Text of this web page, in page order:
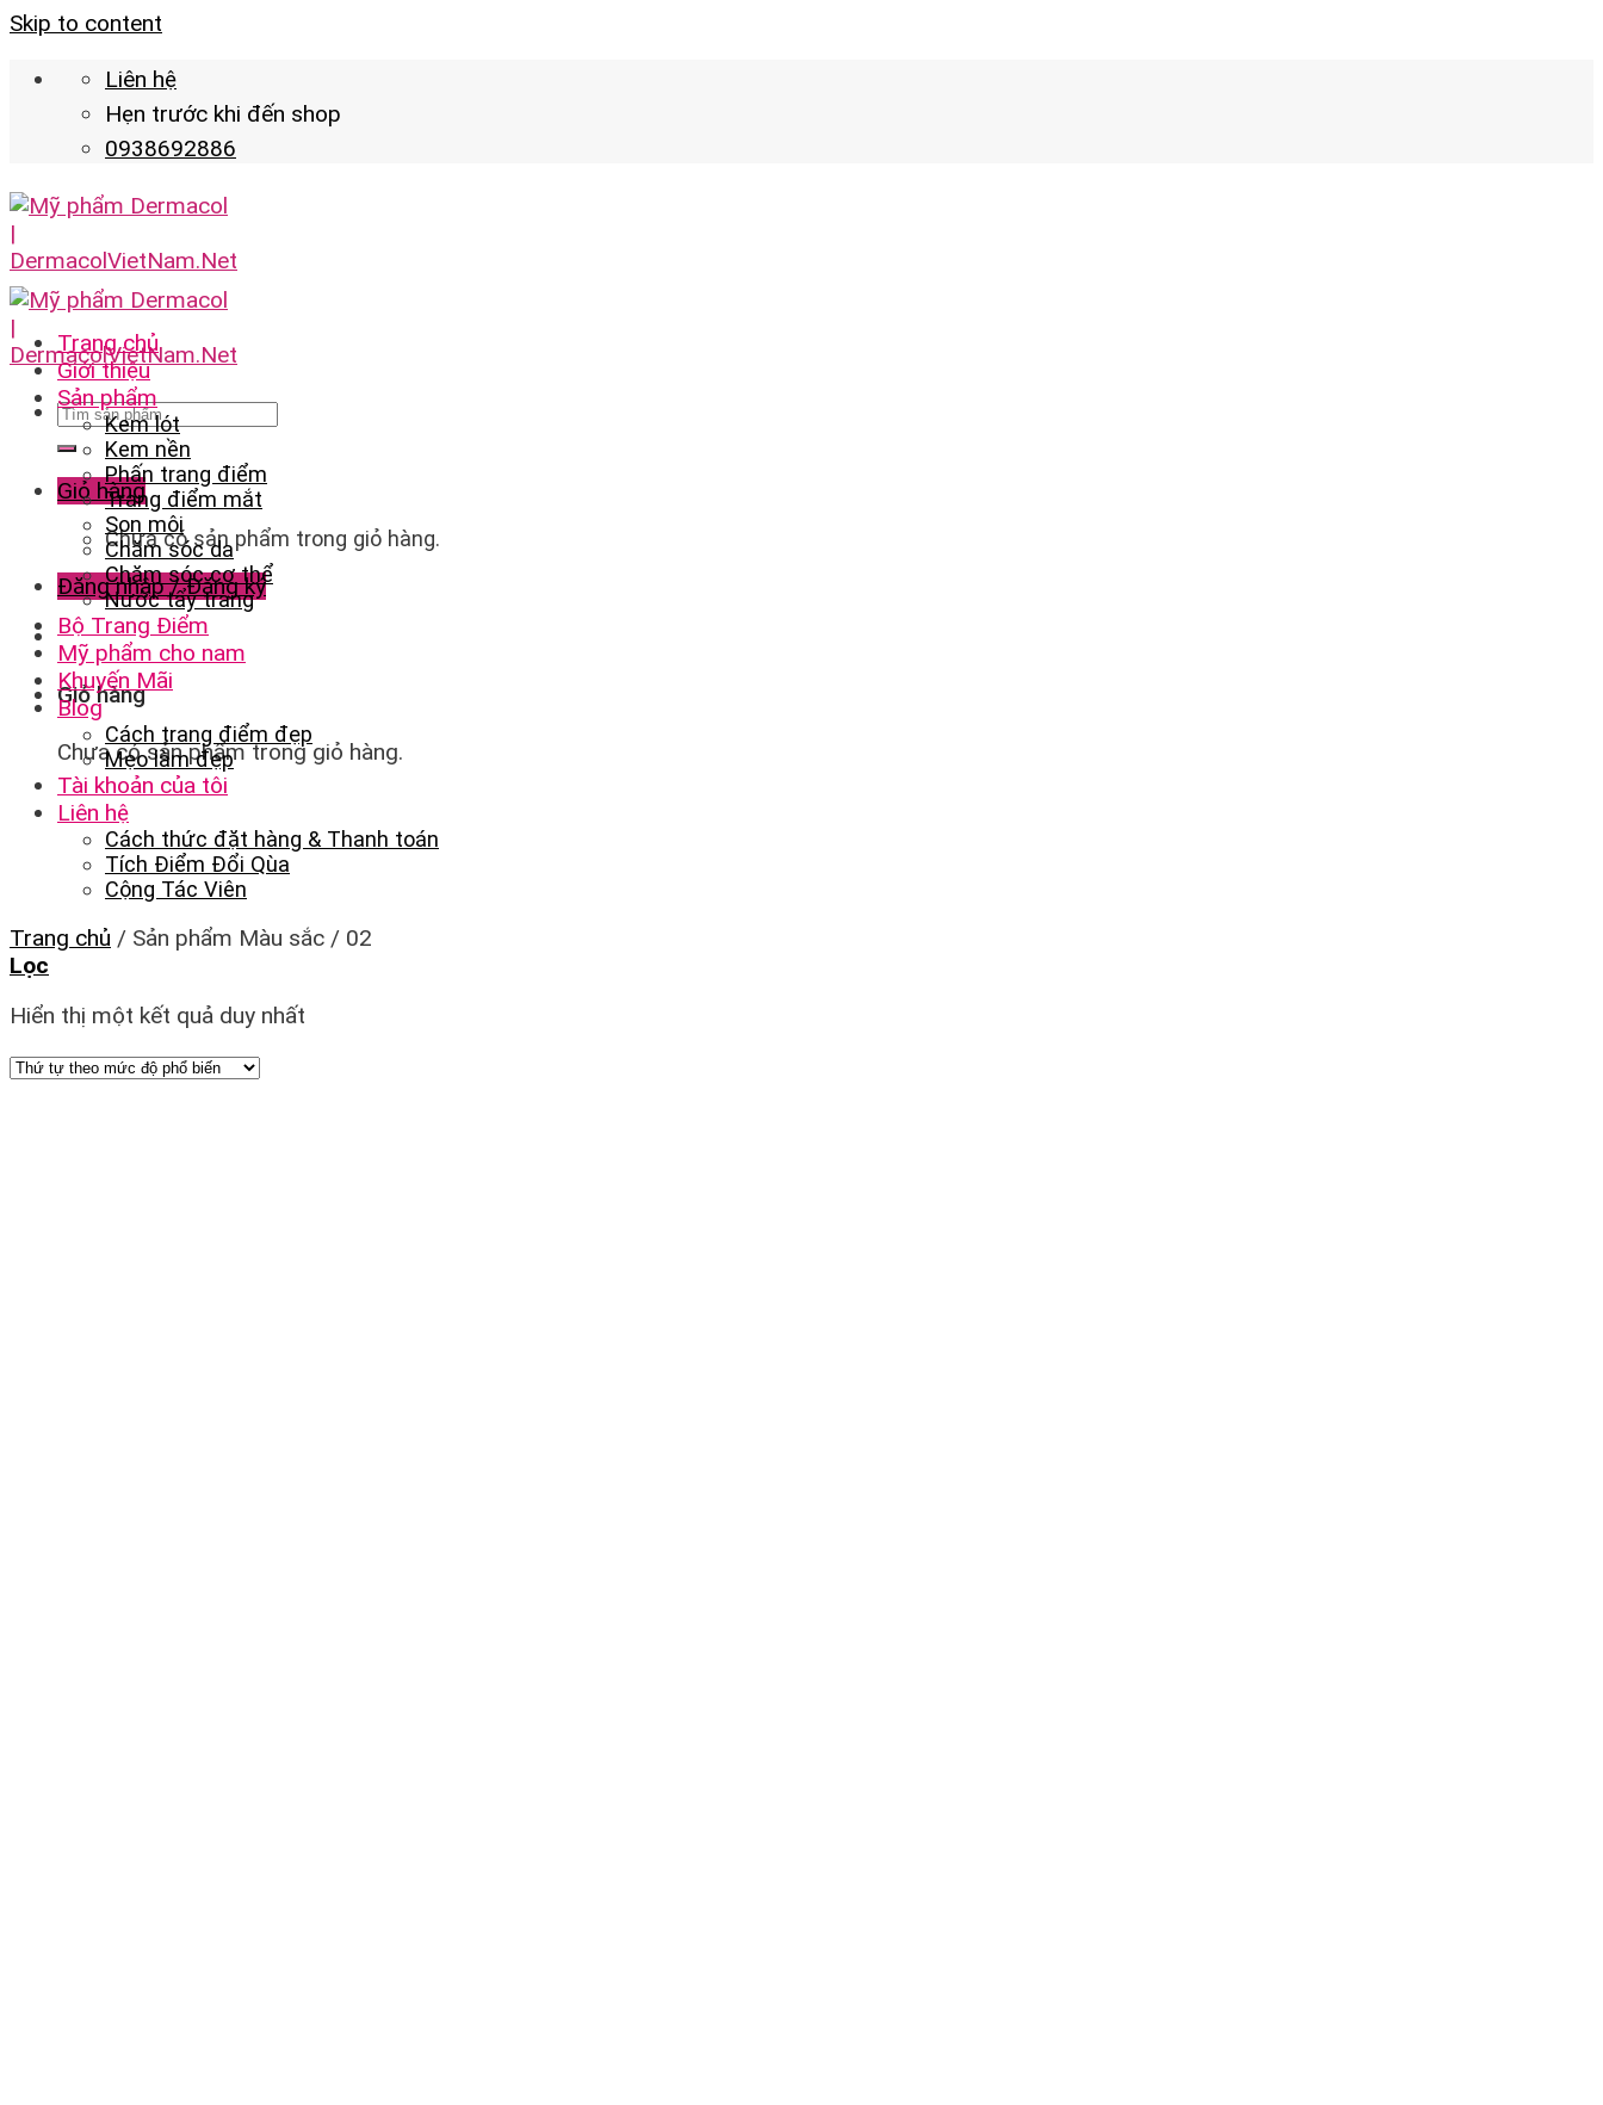
Skip to content
Liên hệ
Hẹn trước khi đến shop
0938692886
Giỏ hàng
Chưa có sản phẩm trong giỏ hàng.
Đăng nhập / Đăng ký
Giỏ hàng
Chưa có sản phẩm trong giỏ hàng.
Trang chủ
Giới thiệu
Sản phẩm
Kem lót
Kem nền
Phấn trang điểm
Trang điểm mắt
Son môi
Chăm sóc da
Chăm sóc cơ thể
Nước tẩy trang
Bộ Trang Điểm
Mỹ phẩm cho nam
Khuyến Mãi
Blog
Cách trang điểm đẹp
Mẹo làm đẹp
Tài khoản của tôi
Liên hệ
Cách thức đặt hàng & Thanh toán
Tích Điểm Đổi Qùa
Cộng Tác Viên
Trang chủ / Sản phẩm Màu sắc / 02
Lọc
Hiển thị một kết quả duy nhất